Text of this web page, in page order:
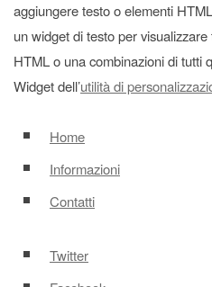
aggiungere testo o elementi
un widget di testo per
HTML o una combinazioni di tutti
Widget dell’utilità di
Home
Informazioni
Contatti
Twitter